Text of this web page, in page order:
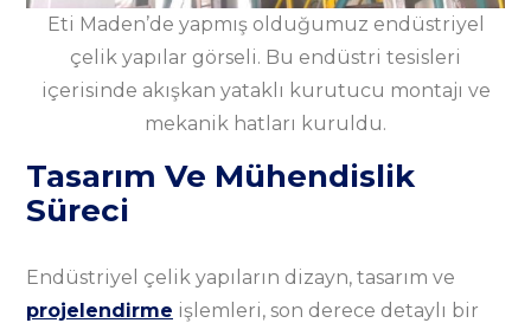
Eti Maden’de yapmış olduğumuz endüstriyel
çelik yapılar görseli. Bu endüstri tesisleri
içerisinde akışkan yataklı kurutucu montajı ve
mekanik hatları kuruldu.
Tasarım Ve Mühendislik
Süreci
Endüstriyel çelik yapıların dizayn, tasarım ve
projelendirme işlemleri, son derece detaylı bir